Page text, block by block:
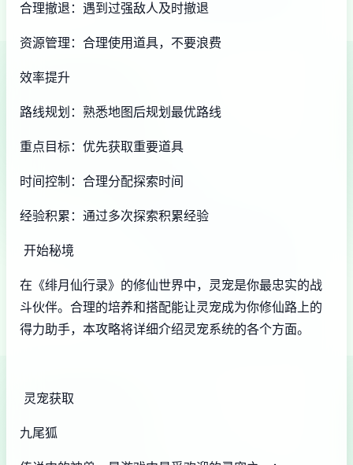
合理撤退：遇到过强敌人及时撤退
资源管理：合理使用道具，不要浪费
效率提升
路线规划：熟悉地图后规划最优路线
重点目标：优先获取重要道具
时间控制：合理分配探索时间
经验积累：通过多次探索积累经验
开始秘境
在《绯月仙行录》的修仙世界中，灵宠是你最忠实的战
斗伙伴。合理的培养和搭配能让灵宠成为你修仙路上的
得力助手，本攻略将详细介绍灵宠系统的各个方面。
灵宠获取
九尾狐